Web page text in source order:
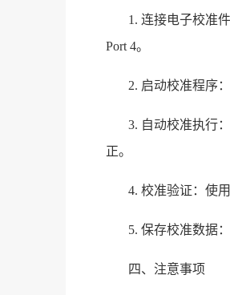
1. 连接电子校准
Port 4。
2. 启动校准程序
3. 自动校准执行
正。
4. 校准验证：使
5. 保存校准数据
四、注意事项